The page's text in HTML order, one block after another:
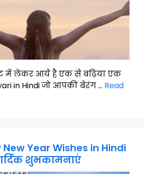
में लेकर आये है एक से बढ़िया एक
in Hindi जो आपकी बेरंग … Read
Year Wishes in Hindi
शुभकामनाएं